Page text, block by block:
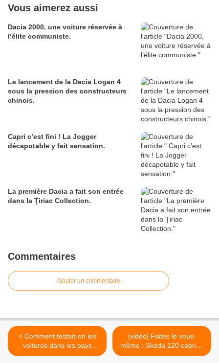
Vous aimerez aussi
Dacia 2000, une voiture réservée à
l’élite communiste.
Le lancement de la Dacia Logan 4
sous la pression des constructeurs
chinois.
Capri c’est fini ! La Jogger
décapotable y fait sensation.
La première Dacia a fait son entrée
dans la Țiriac Collection.
Commentaires
Ajouter un commentaire
< Comment testait-on les
voitures dans les pays
socialistes ?
[vidéo] Faites le vous-
même : Skoda 120 cabrio !
>